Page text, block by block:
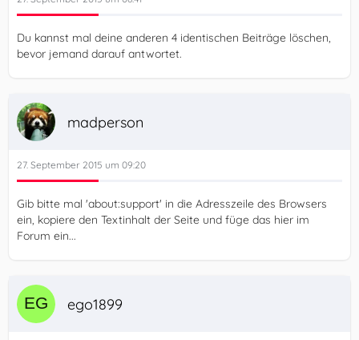
Du kannst mal deine anderen 4 identischen Beiträge löschen,
bevor jemand darauf antwortet.
madperson
27. September 2015 um 09:20
Gib bitte mal 'about:support' in die Adresszeile des Browsers
ein, kopiere den Textinhalt der Seite und füge das hier im
Forum ein...
ego1899